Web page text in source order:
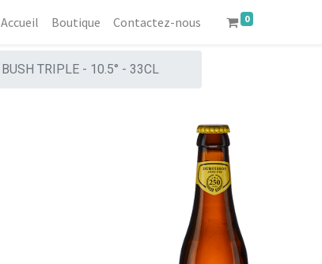
Accueil Boutique Contactez-nous 0
BUSH TRIPLE - 10.5° - 33CL